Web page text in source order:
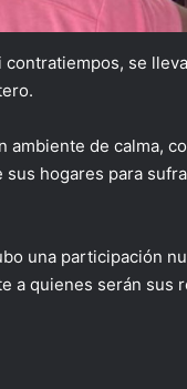
se
ambiente de calma,
hogares para
una participación
a quienes serán sus